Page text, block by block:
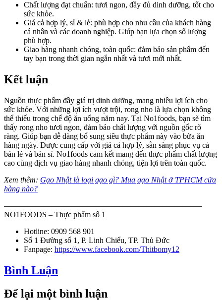
Chất lượng đạt chuẩn: tươi ngon, đầy đủ dinh dưỡng, tốt cho
sức khỏe.
Giá cả hợp lý, sỉ & lẻ: phù hợp cho nhu cầu của khách hàng
cá nhân và các doanh nghiệp. Giúp bạn lựa chọn số lượng
phù hợp.
Giao hàng nhanh chóng, toàn quốc: đảm bảo sản phẩm đến
tay bạn trong thời gian ngắn nhất và tươi mới nhất.
Kết luận
Nguồn thực phẩm đầy giá trị dinh dưỡng, mang nhiều lợi ích cho
sức khỏe. Với những lợi ích vượt trội, rong nho là lựa chọn không
thể thiếu trong chế độ ăn uống năm nay. Tại No1foods, bạn sẽ tìm
thấy rong nho tươi ngon, đảm bảo chất lượng với nguồn gốc rõ
ràng. Giúp bạn dễ dàng bổ sung siêu thực phẩm này vào bữa ăn
hàng ngày. Được cung cấp với giá cả hợp lý, sẵn sàng phục vụ cả
bán lẻ và bán sỉ. No1foods cam kết mang đến thực phẩm chất lượng
cao cùng dịch vụ giao hàng nhanh chóng, tiện lợi trên toàn quốc.
Xem thêm: Gạo Nhật là loại gạo gì? Mua gạo Nhật ở TPHCM cửa
hàng nào?
—————————————————————————
NO1FOODS – Thực phẩm số 1
Hotline: 0909 568 901
Số 1 Đường số 1, P. Linh Chiểu, TP. Thủ Đức
Fanpage: https://www.facebook.com/Thitbomy12
Bình Luận
Để lại một bình luận